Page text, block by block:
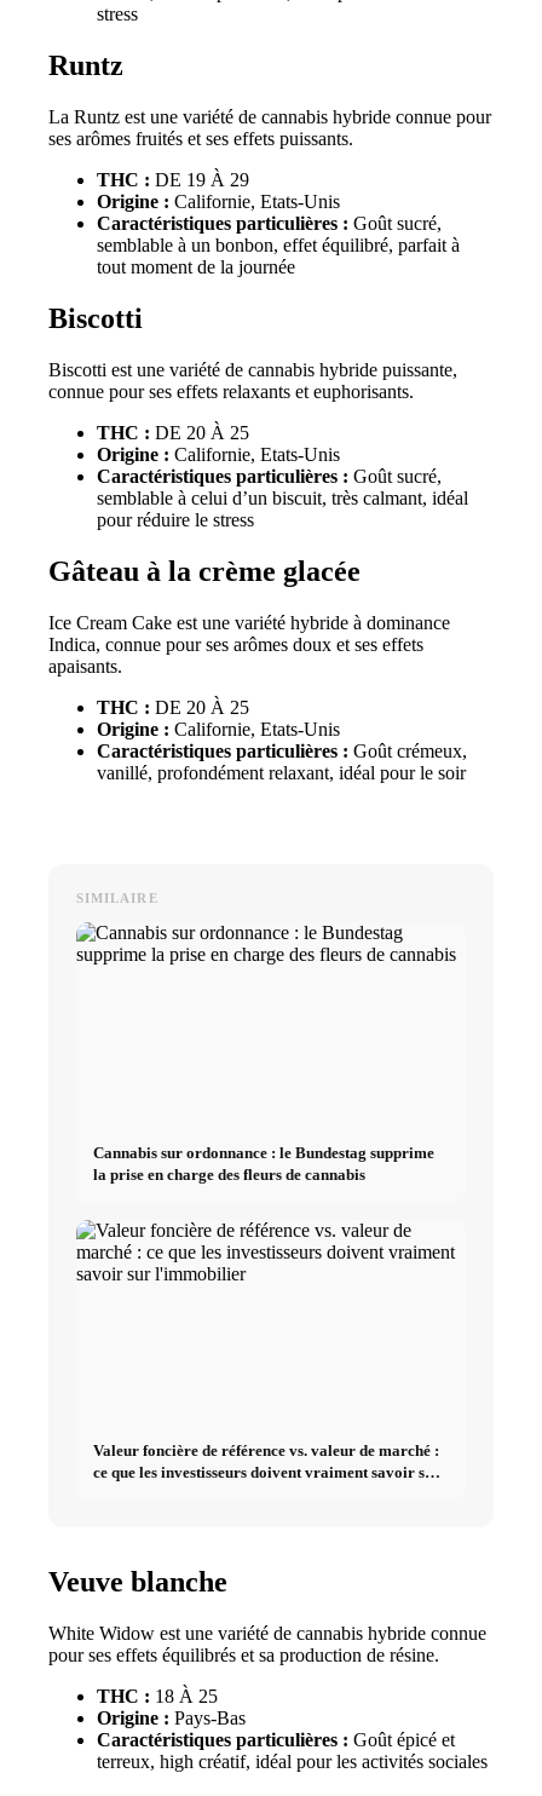
stress
Runtz
La Runtz est une variété de cannabis hybride connue pour
ses arômes fruités et ses effets puissants.
THC : DE 19 À 29
Origine : Californie, Etats-Unis
Caractéristiques particulières : Goût sucré,
semblable à un bonbon, effet équilibré, parfait à
tout moment de la journée
Biscotti
Biscotti est une variété de cannabis hybride puissante,
connue pour ses effets relaxants et euphorisants.
THC : DE 20 À 25
Origine : Californie, Etats-Unis
Caractéristiques particulières : Goût sucré,
semblable à celui d’un biscuit, très calmant, idéal
pour réduire le stress
Gâteau à la crème glacée
Ice Cream Cake est une variété hybride à dominance
Indica, connue pour ses arômes doux et ses effets
apaisants.
THC : DE 20 À 25
Origine : Californie, Etats-Unis
Caractéristiques particulières : Goût crémeux,
vanillé, profondément relaxant, idéal pour le soir
SIMILAIRE
Cannabis sur ordonnance : le Bundestag supprime
la prise en charge des fleurs de cannabis
Valeur foncière de référence vs. valeur de marché :
ce que les investisseurs doivent vraiment savoir sur
Veuve blanche
White Widow est une variété de cannabis hybride connue
pour ses effets équilibrés et sa production de résine.
THC : 18 À 25
Origine : Pays-Bas
Caractéristiques particulières : Goût épicé et
terreux, high créatif, idéal pour les activités sociales